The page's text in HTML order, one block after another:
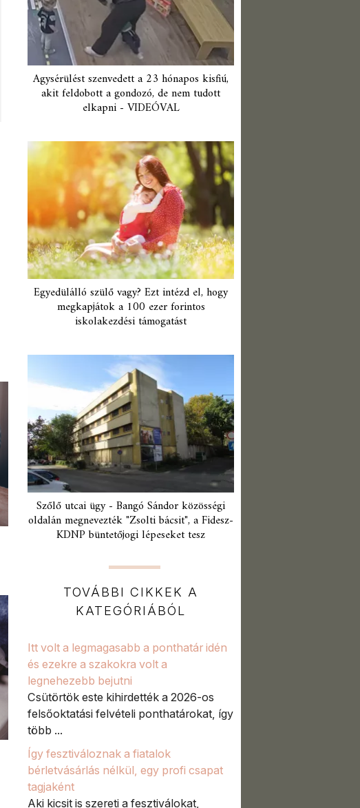
Agysérülést szenvedett a 23 hónapos kisfiú,
akit feldobott a gondozó, de nem tudott
elkapni - VIDEÓVAL
Egyedülálló szülő vagy? Ezt intézd el, hogy
megkapjátok a 100 ezer forintos
iskolakezdési támogatást
Szőlő utcai ügy - Bangó Sándor közösségi
oldalán megnevezték "Zsolti bácsit", a Fidesz-
KDNP büntetőjogi lépeseket tesz
TOVÁBBI CIKKEK A
KATEGÓRIÁBÓL
Itt volt a legmagasabb a ponthatár idén
és ezekre a szakokra volt a
legnehezebb bejutni
Csütörtök este kihirdették a 2026-os
felsőoktatási felvételi ponthatárokat, így
több ...
Így fesztiváloznak a fiatalok
bérletvásárlás nélkül, egy profi csapat
tagjaként
Aki kicsit is szereti a fesztiválokat,